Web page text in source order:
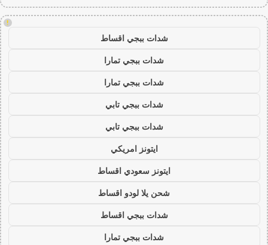
!
شدات ببجي اقساط
شدات ببجي تمارا
شدات ببجي تمارا
شدات ببجي تابي
شدات ببجي تابي
ايتونز امريكي
ايتونز سعودي اقساط
شحن يلا لودو اقساط
شدات ببجي اقساط
شدات ببجي تمارا